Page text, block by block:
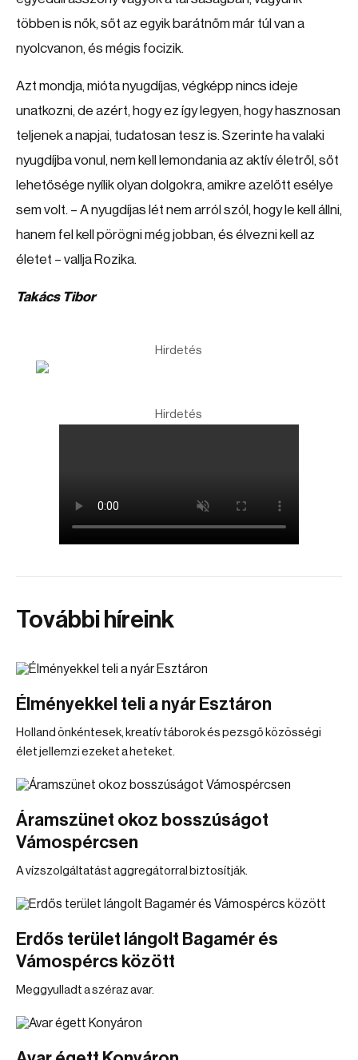
többen is nők, sőt az egyik barátnőm már túl van a
nyolcvanon, és mégis focizik.
Azt mondja, mióta nyugdíjas, végképp nincs ideje
unatkozni, de azért, hogy ez így legyen, hogy hasznosan
teljenek a napjai, tudatosan tesz is. Szerinte ha valaki
nyugdíjba vonul, nem kell lemondania az aktív életről, sőt
lehetősége nyílik olyan dolgokra, amikre azelőtt esélye
sem volt. – A nyugdíjas lét nem arról szól, hogy le kell állni,
hanem fel kell pörögni még jobban, és élvezni kell az
életet – vallja Rozika.
Takács Tibor
Hirdetés
Hirdetés
További híreink
Élményekkel teli a nyár Esztáron
Holland önkéntesek, kreatív táborok és pezsgő közösségi
élet jellemzi ezeket a heteket.
Áramszünet okoz bosszúságot
Vámospércsen
A vízszolgáltatást aggregátorral biztosítják.
Erdős terület lángolt Bagamér és
Vámospércs között
Meggyulladt a széraz avar.